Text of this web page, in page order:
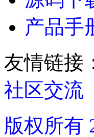
产品手
友情链接
社区交流
版权所有